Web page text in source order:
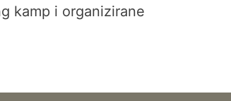
kamp i organizirane